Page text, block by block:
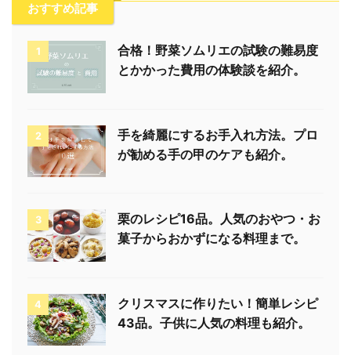
おすすめ記事
1
合格！野菜ソムリエの試験の難易度
とかかった費用の体験談を紹介。
2
手を綺麗にするお手入れ方法。プロ
が勧める手の甲のケアも紹介。
3
栗のレシピ16品。人気のおやつ・お
菓子からおかずになる料理まで。
4
クリスマスに作りたい！簡単レシピ
43品。子供に人気の料理も紹介。